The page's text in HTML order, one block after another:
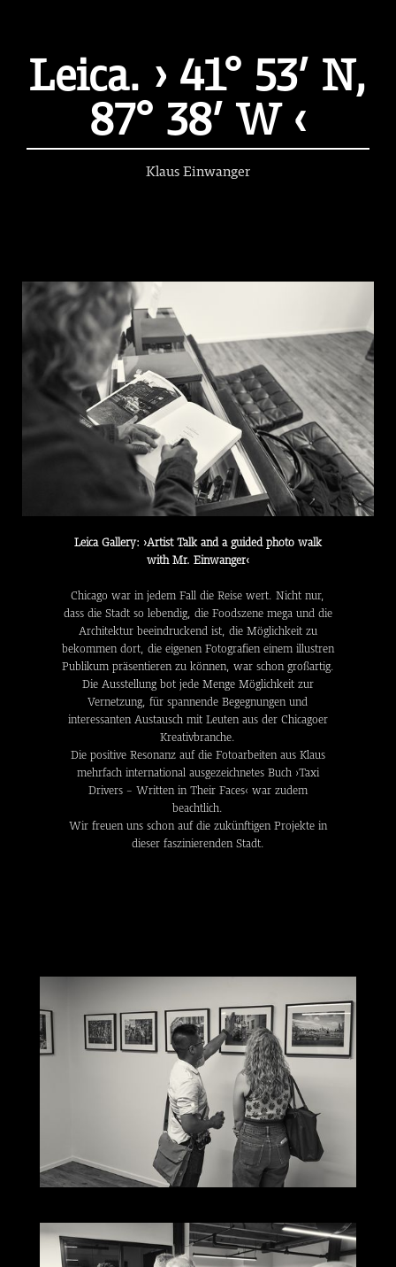
Leica. › 41° 53′ N,
87° 38′ W ‹
Klaus Einwanger
Leica Gallery: ›Artist Talk and a guided photo walk
with Mr. Einwanger‹
Chicago war in jedem Fall die Reise wert. Nicht nur,
dass die Stadt so lebendig, die Foodszene mega und die
Architektur beeindruckend ist, die Möglichkeit zu
bekommen dort, die eigenen Fotografien einem illustren
Publikum präsentieren zu können, war schon großartig.
Die Ausstellung bot jede Menge Möglichkeit zur
Vernetzung, für spannende Begegnungen und
interessanten Austausch mit Leuten aus der Chicagoer
Kreativbranche.
Die positive Resonanz auf die Fotoarbeiten aus Klaus
mehrfach international ausgezeichnetes Buch ›Taxi
Drivers - Written in Their Faces‹ war zudem
beachtlich.
Wir freuen uns schon auf die zukünftigen Projekte in
dieser faszinierenden Stadt.